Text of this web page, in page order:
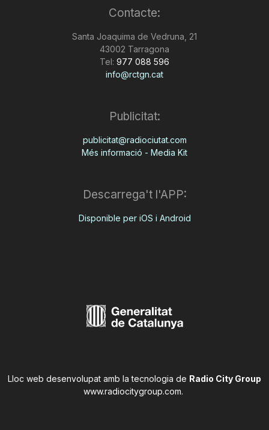
Contacte:
Santa Joaquima de Vedruna, 21
43002 Tarragona
Tel: 977 088 596
info@rctgn.cat
Publicitat:
publicitat@radiociutat.com
Més informació - Media Kit
Descarrega't l'APP:
Disponible per iOS i Android
Lloc web desenvolupat amb la tecnologia de Radio City Group
www.radiocitygroup.com.